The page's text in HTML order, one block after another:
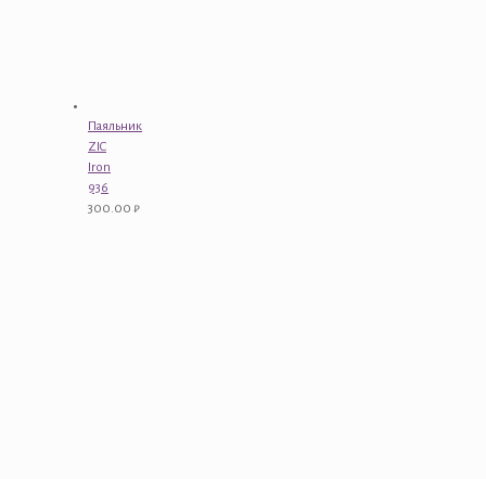
Паяльник
ZIC
Iron
936
300.00 ₽